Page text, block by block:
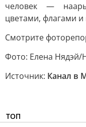
человек —
цветами, флагами и
Смотрите
Фото: Елена Нядэй/
Источник: Канал в
ТОП